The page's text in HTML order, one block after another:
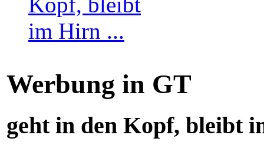
Werbung in GT
geht in den Kopf, bleibt